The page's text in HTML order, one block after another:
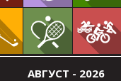
АВГУСТ - 2026